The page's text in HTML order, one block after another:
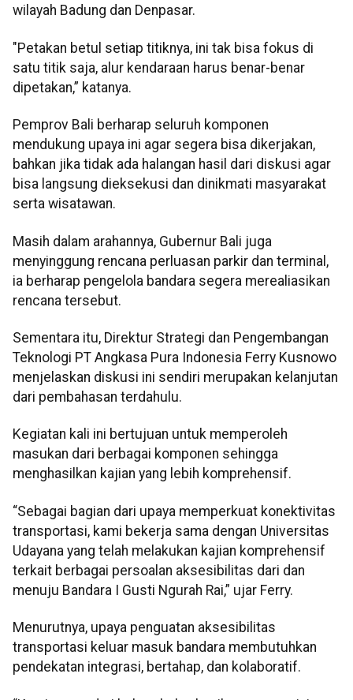
wilayah Badung dan Denpasar.
"Petakan betul setiap titiknya, ini tak bisa fokus di
satu titik saja, alur kendaraan harus benar-benar
dipetakan,” katanya.
Pemprov Bali berharap seluruh komponen
mendukung upaya ini agar segera bisa dikerjakan,
bahkan jika tidak ada halangan hasil dari diskusi agar
bisa langsung dieksekusi dan dinikmati masyarakat
serta wisatawan.
Masih dalam arahannya, Gubernur Bali juga
menyinggung rencana perluasan parkir dan terminal,
ia berharap pengelola bandara segera merealiasikan
rencana tersebut.
Sementara itu, Direktur Strategi dan Pengembangan
Teknologi PT Angkasa Pura Indonesia Ferry Kusnowo
menjelaskan diskusi ini sendiri merupakan kelanjutan
dari pembahasan terdahulu.
Kegiatan kali ini bertujuan untuk memperoleh
masukan dari berbagai komponen sehingga
menghasilkan kajian yang lebih komprehensif.
“Sebagai bagian dari upaya memperkuat konektivitas
transportasi, kami bekerja sama dengan Universitas
Udayana yang telah melakukan kajian komprehensif
terkait berbagai persoalan aksesibilitas dari dan
menuju Bandara I Gusti Ngurah Rai,” ujar Ferry.
Menurutnya, upaya penguatan aksesibilitas
transportasi keluar masuk bandara membutuhkan
pendekatan integrasi, bertahap, dan kolaboratif.